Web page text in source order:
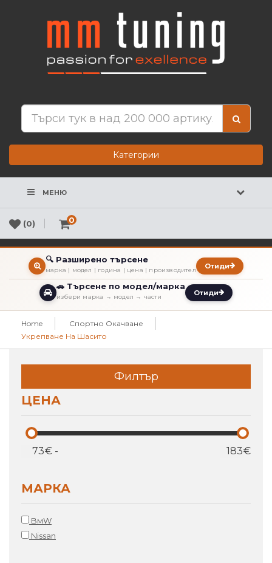
Категории
МЕНЮ
(0) 0
🔍 Разширено търсене
марка | модел | година | цена | производител Отиди
🚗 Търсене по модел/марка
избери марка → модел → части Отиди
Home
Спортно Окачване
Укрепване На Шасито
Филтър
ЦЕНА
€ - €
МАРКА
BмW
Nissan